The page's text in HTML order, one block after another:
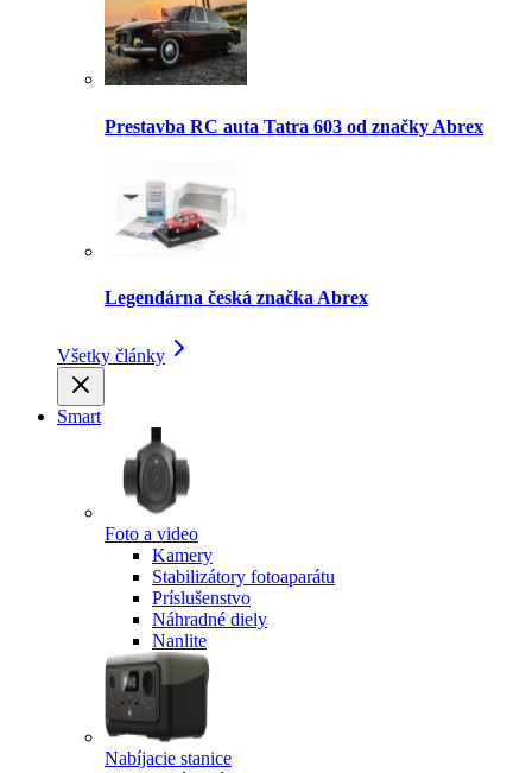
Prestavba RC auta Tatra 603 od značky Abrex
Legendárna česká značka Abrex
Všetky články
Smart
Foto a video
Kamery
Stabilizátory fotoaparátu
Príslušenstvo
Náhradné diely
Nanlite
Nabíjacie stanice